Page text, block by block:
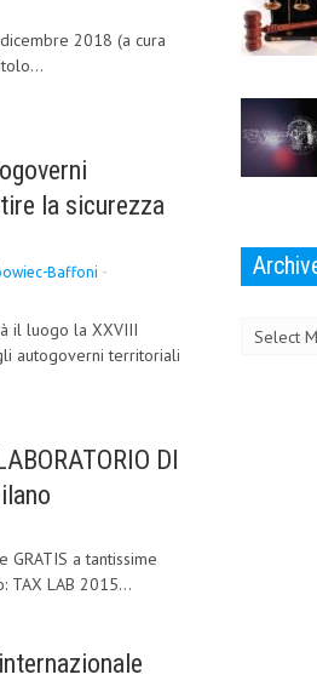
2018 (a cura
la sicurezza
Baffoni -
il luogo la XXVIII
autogoverni territoriali
DI
GRATIS a tantissime
TAX LAB 2015...